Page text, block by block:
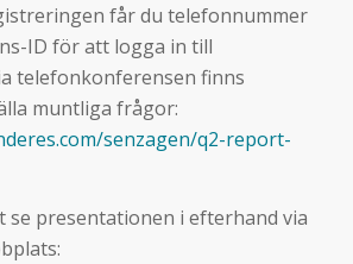
får du telefonnummer
ID för att logga in till
telefonkonferensen finns
muntliga frågor:
senzagen/q2-report-
se presentationen i efterhand via